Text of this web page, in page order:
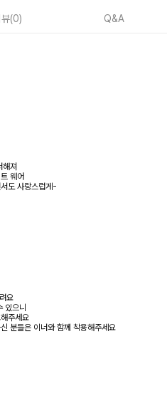
뷰(0) Q&A
져
웨어
도 사랑스럽게-
요
있으니
주세요
분들은 이너와 함께 착용해주세요